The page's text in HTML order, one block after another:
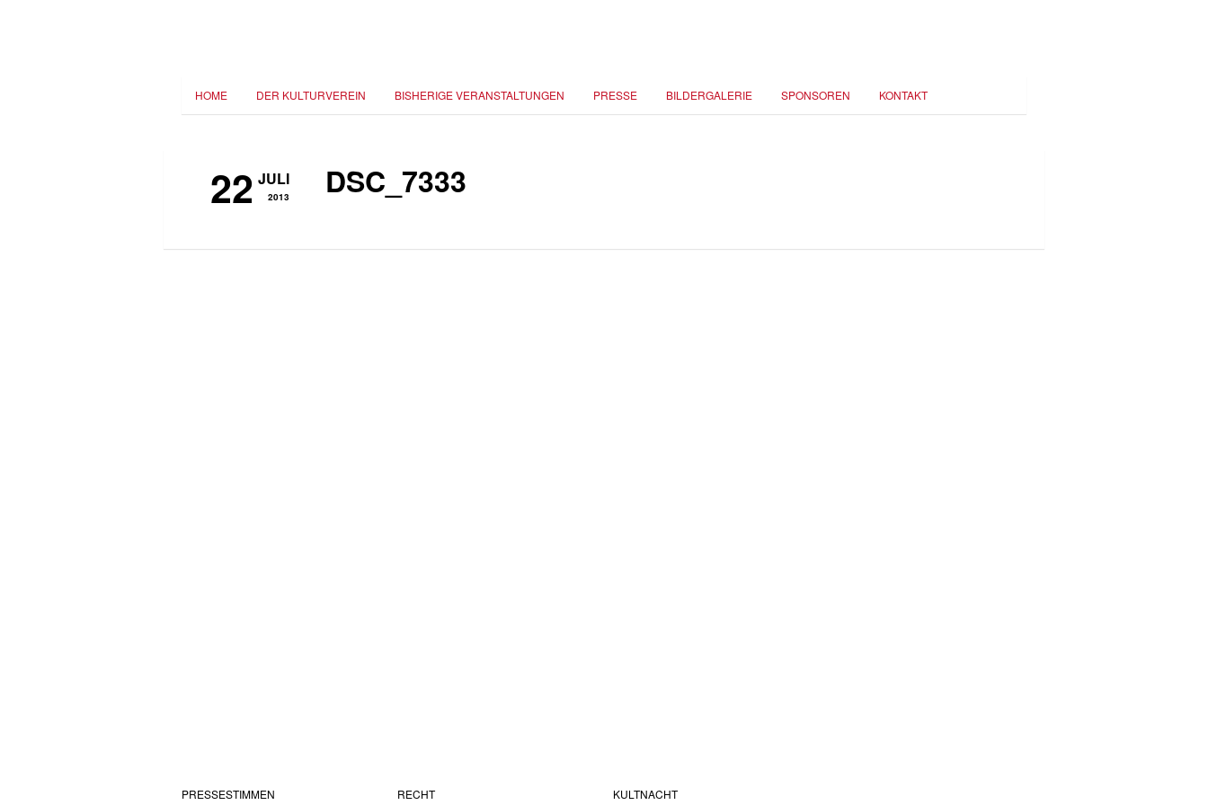
HOME DER KULTURVEREIN BISHERIGE VERANSTALTUNGEN PRESSE BILDERGALERIE SPONSOREN KONTAKT
22 JULI
2013 DSC_7333
PRESSESTIMMEN RECHT KULTNACHT